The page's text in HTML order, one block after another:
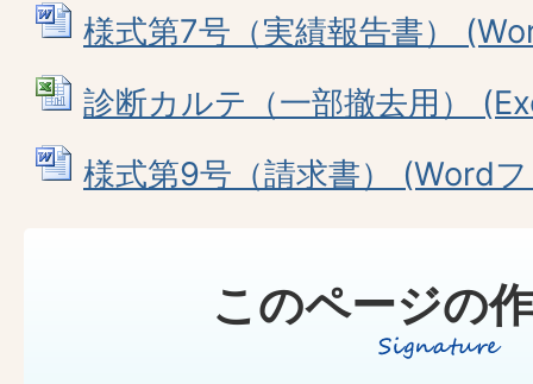
様式第7号（実績報告書）
診断カルテ（一部撤去用）
様式第9号（請求書） (Word
このページの